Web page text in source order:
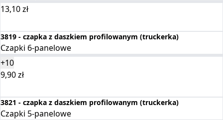
13,10zł
3819 - czapka z daszkiem profilowanym (truckerka)
Czapki 6-panelowe
+10
9,90zł
3821 - czapka z daszkiem profilowanym (truckerka)
Czapki 5-panelowe